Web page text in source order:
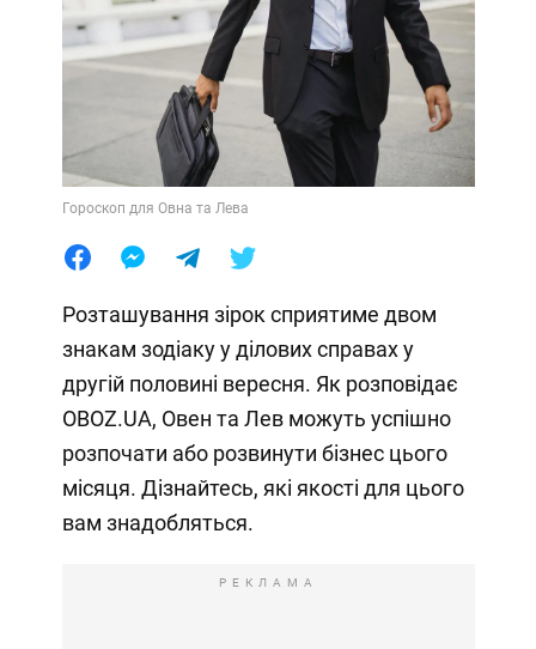
Гороскоп для Овна та Лева
Розташування зірок сприятиме двом
знакам зодіаку у ділових справах у
другій половині вересня. Як розповідає
OBOZ.UA, Овен та Лев можуть успішно
розпочати або розвинути бізнес цього
місяця. Дізнайтесь, які якості для цього
вам знадобляться.
РЕКЛАМА